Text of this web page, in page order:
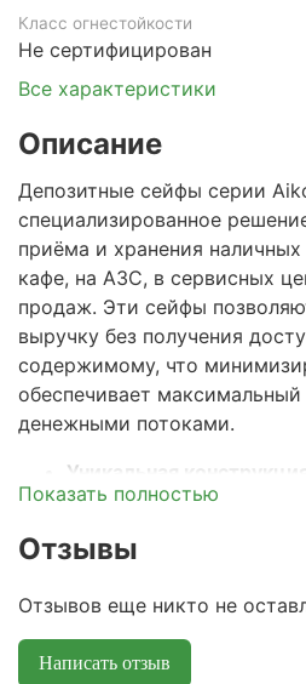
Класс огнестойкости
Не сертифицирован
Все характеристики
Описание
Депозитные сейфы серии
специализированное
приёма и хранения наличных
кафе, на АЗС, в сервисных
продаж. Эти сейфы
выручку без получения
содержимому, что
обеспечивает максимальный
денежными потоками.
Уникальная
главная особенность
Кассир может легко
они автоматически
отсек, доступ к
уполномоченного лица
Показать полностью
Отзывы
Отзывов еще никто не
Написать отзыв